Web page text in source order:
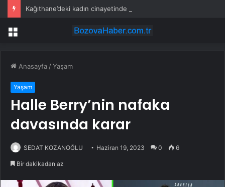
Menü
Anasayfa /Yaşam
Yaşam
Halle Berry’nin nafaka
davasında karar
SEDAT KOZANOĞLU Haziran 19, 2023 0 6
Bir dakikadan az